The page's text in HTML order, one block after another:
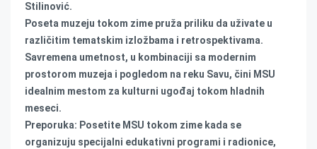
Stilinović.
Poseta muzeju tokom zime pruža priliku da uživate u
različitim tematskim izložbama i retrospektivama.
Savremena umetnost, u kombinaciji sa modernim
prostorom muzeja i pogledom na reku Savu, čini MSU
idealnim mestom za kulturni ugođaj tokom hladnih
meseci.
Preporuka: Posetite MSU tokom zime kada se
organizuju specijalni edukativni programi i radionice,